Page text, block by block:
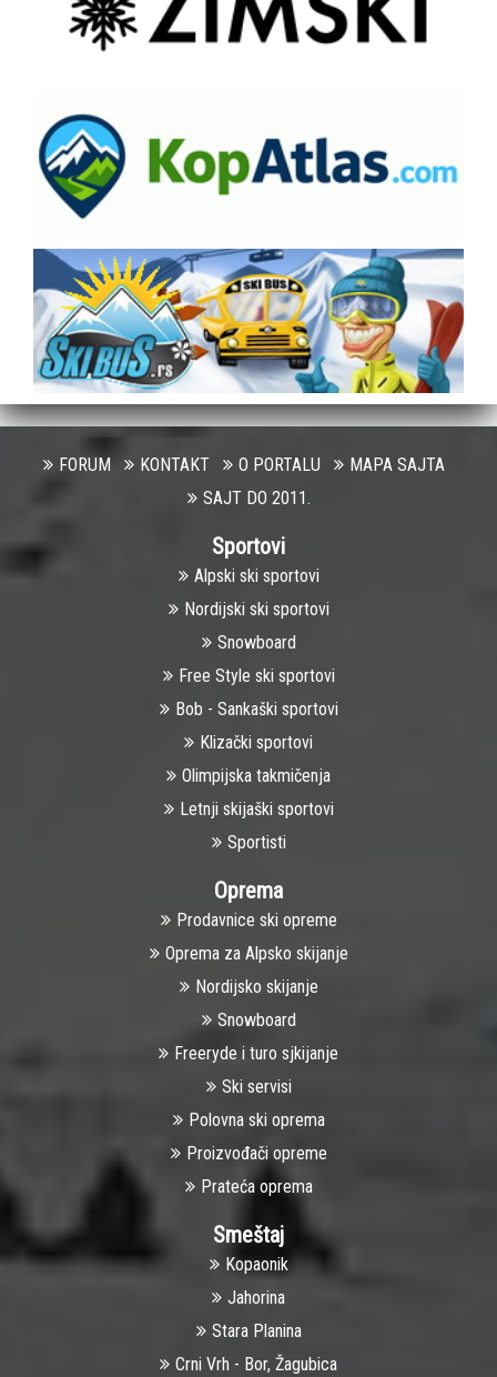
FORUM KONTAKT O PORTALU
MAPA SAJTA
SAJT DO 2011.
Sportovi
Alpski ski sportovi
Nоrdijski ski sportovi
Snowboard
Free Style ski sportovi
Bob - Sankaški sportovi
Klizački sportovi
Olimpijska takmičenja
Letnji skijaški sportovi
Sportisti
Oprema
Prodavnice ski opreme
Oprema za Alpsko skijanje
Nordijsko skijanje
Snowboard
Freeryde i turo sjkijanje
Ski servisi
Polovna ski oprema
Proizvođači opreme
Prateća oprema
Smeštaj
Kopaonik
Jahorina
Stara Planina
Crni Vrh - Bor, Žagubica